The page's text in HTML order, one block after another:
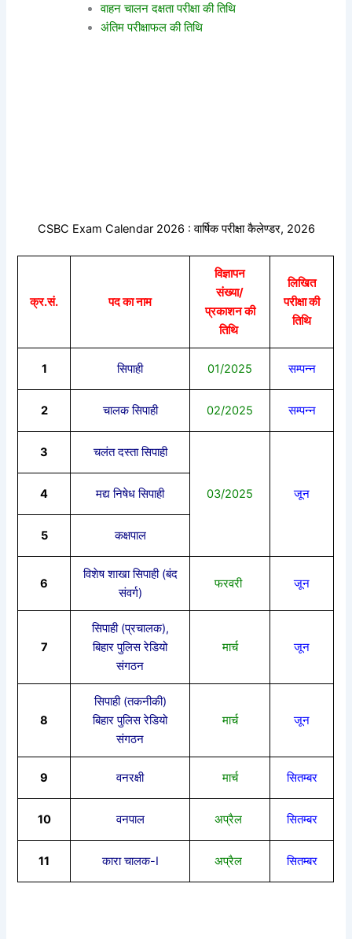
वाहन चालन दक्षता परीक्षा की तिथि
अंतिम परीक्षाफल की तिथि
CSBC Exam Calendar 2026 : वार्षिक परीक्षा कैलेण्डर, 2026
क्र.सं. पद का नाम
विज्ञापन
संख्या/
प्रकाशन की
तिथि
लिखित
परीक्षा की
तिथि
1 सिपाही 01/2025 सम्पन्न
2 चालक सिपाही 02/2025 सम्पन्न
3 चलंत दस्ता सिपाही
03/2025 जून
4 मद्य निषेध सिपाही
5 कक्षपाल
6
विशेष शाखा सिपाही (बंद
संवर्ग)
फरवरी जून
7
सिपाही (प्रचालक),
बिहार पुलिस रेडियो
संगठन
मार्च जून
8
सिपाही (तकनीकी)
बिहार पुलिस रेडियो
संगठन
मार्च जून
9 वनरक्षी मार्च सितम्बर
10 वनपाल अप्रैल सितम्बर
11 कारा चालक-I अप्रैल सितम्बर